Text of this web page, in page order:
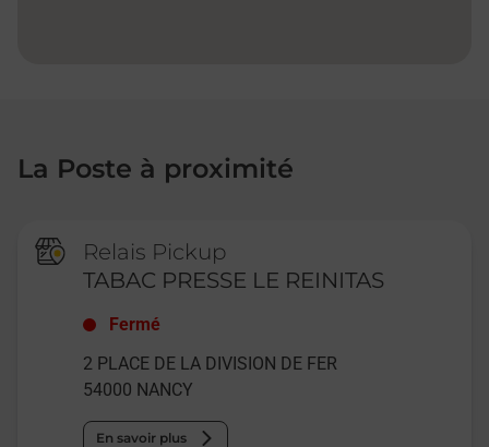
La Poste à proximité
Relais Pickup
TABAC PRESSE LE REINITAS
Fermé
2 PLACE DE LA DIVISION DE FER
54000 NANCY
En savoir plus